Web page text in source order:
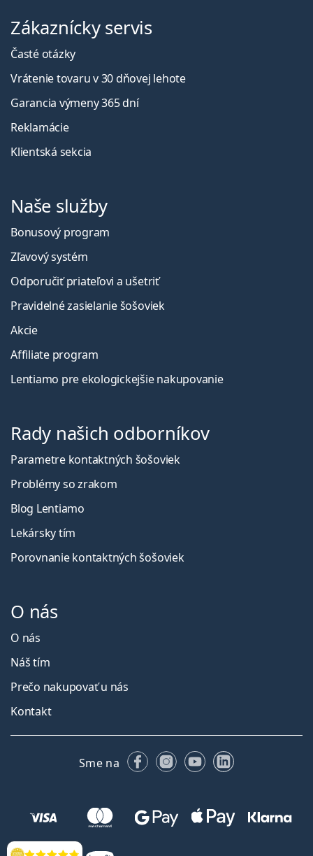
Zákaznícky servis
Časté otázky
Vrátenie tovaru v 30 dňovej lehote
Garancia výmeny 365 dní
Reklamácie
Klientská sekcia
Naše služby
Bonusový program
Zľavový systém
Odporučiť priateľovi a ušetriť
Pravidelné zasielanie šošoviek
Akcie
Affiliate program
Lentiamo pre ekologickejšie nakupovanie
Rady našich odborníkov
Parametre kontaktných šošoviek
Problémy so zrakom
Blog Lentiamo
Lekársky tím
Porovnanie kontaktných šošoviek
O nás
O nás
Náš tím
Prečo nakupovať u nás
Kontakt
Sme na FacebookuInstagrame
YouTubeLinkedIn